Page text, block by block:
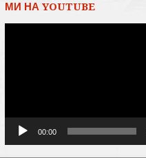
МИ НА YOUTUBE
00:00